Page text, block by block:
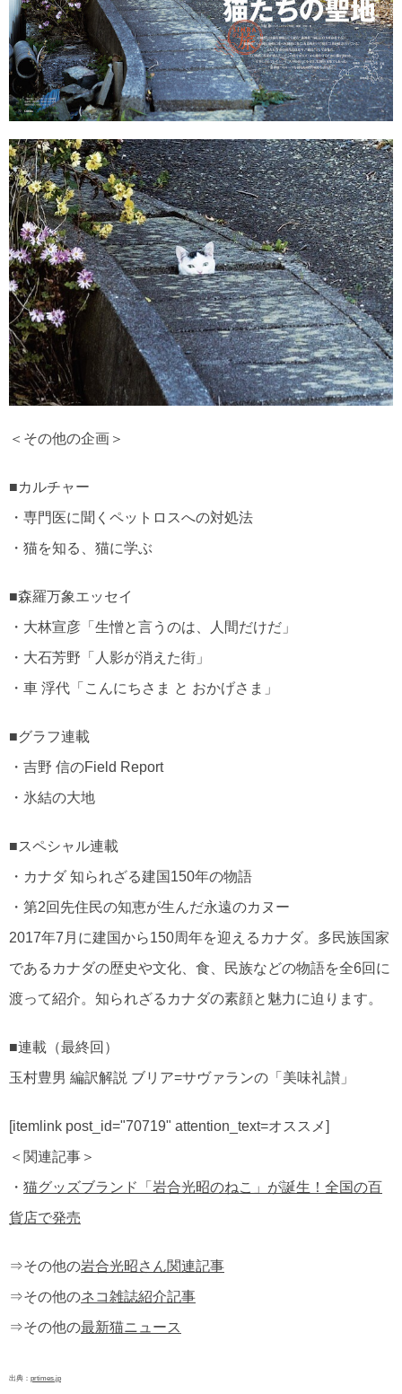
＜その他の企画＞
■カルチャー
・専門医に聞くペットロスへの対処法
・猫を知る、猫に学ぶ
■森羅万象エッセイ
・大林宣彦「生憎と言うのは、人間だけだ」
・大石芳野「人影が消えた街」
・車 浮代「こんにちさま と おかげさま」
■グラフ連載
・吉野 信のField Report
・氷結の大地
■スペシャル連載
・カナダ 知られざる建国150年の物語
・第2回先住民の知恵が生んだ永遠のカヌー
2017年7月に建国から150周年を迎えるカナダ。多民族国家
であるカナダの歴史や文化、食、民族などの物語を全6回に
渡って紹介。知られざるカナダの素顔と魅力に迫ります。
■連載（最終回）
玉村豊男 編訳解説 ブリア=サヴァランの「美味礼讃」
[itemlink post_id="70719" attention_text=オススメ]
＜関連記事＞
・ 猫グッズブランド「岩合光昭のねこ」が誕生！全国の百
貨店で発売
⇒その他の岩合光昭さん関連記事
⇒その他のネコ雑誌紹介記事
⇒その他の最新猫ニュース
出典： prtimes.jp